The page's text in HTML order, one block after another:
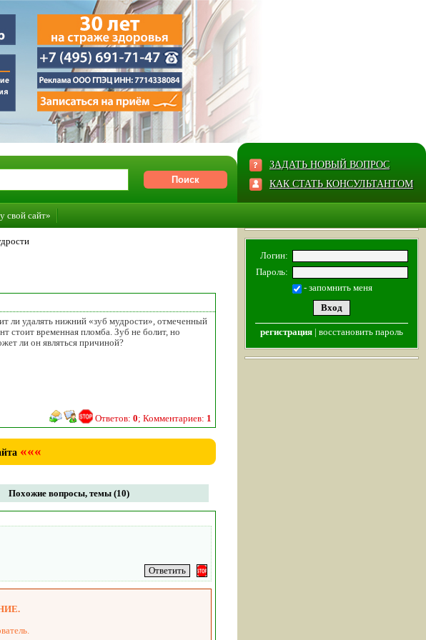
ЗАДАТЬ НОВЫЙ ВОПРОС
КАК СТАТЬ КОНСУЛЬТАНТОМ
свой сайт»
ли удалять нижний «зуб мудрости», отмеченный
стоит временная пломба. Зуб не болит, но
ли он являться причиной?
Ответов: 0; Комментариев: 1
«««
Похожие вопросы, темы (10)
Логин:
Пароль:
- запомнить меня
регистрация | восстановить пароль